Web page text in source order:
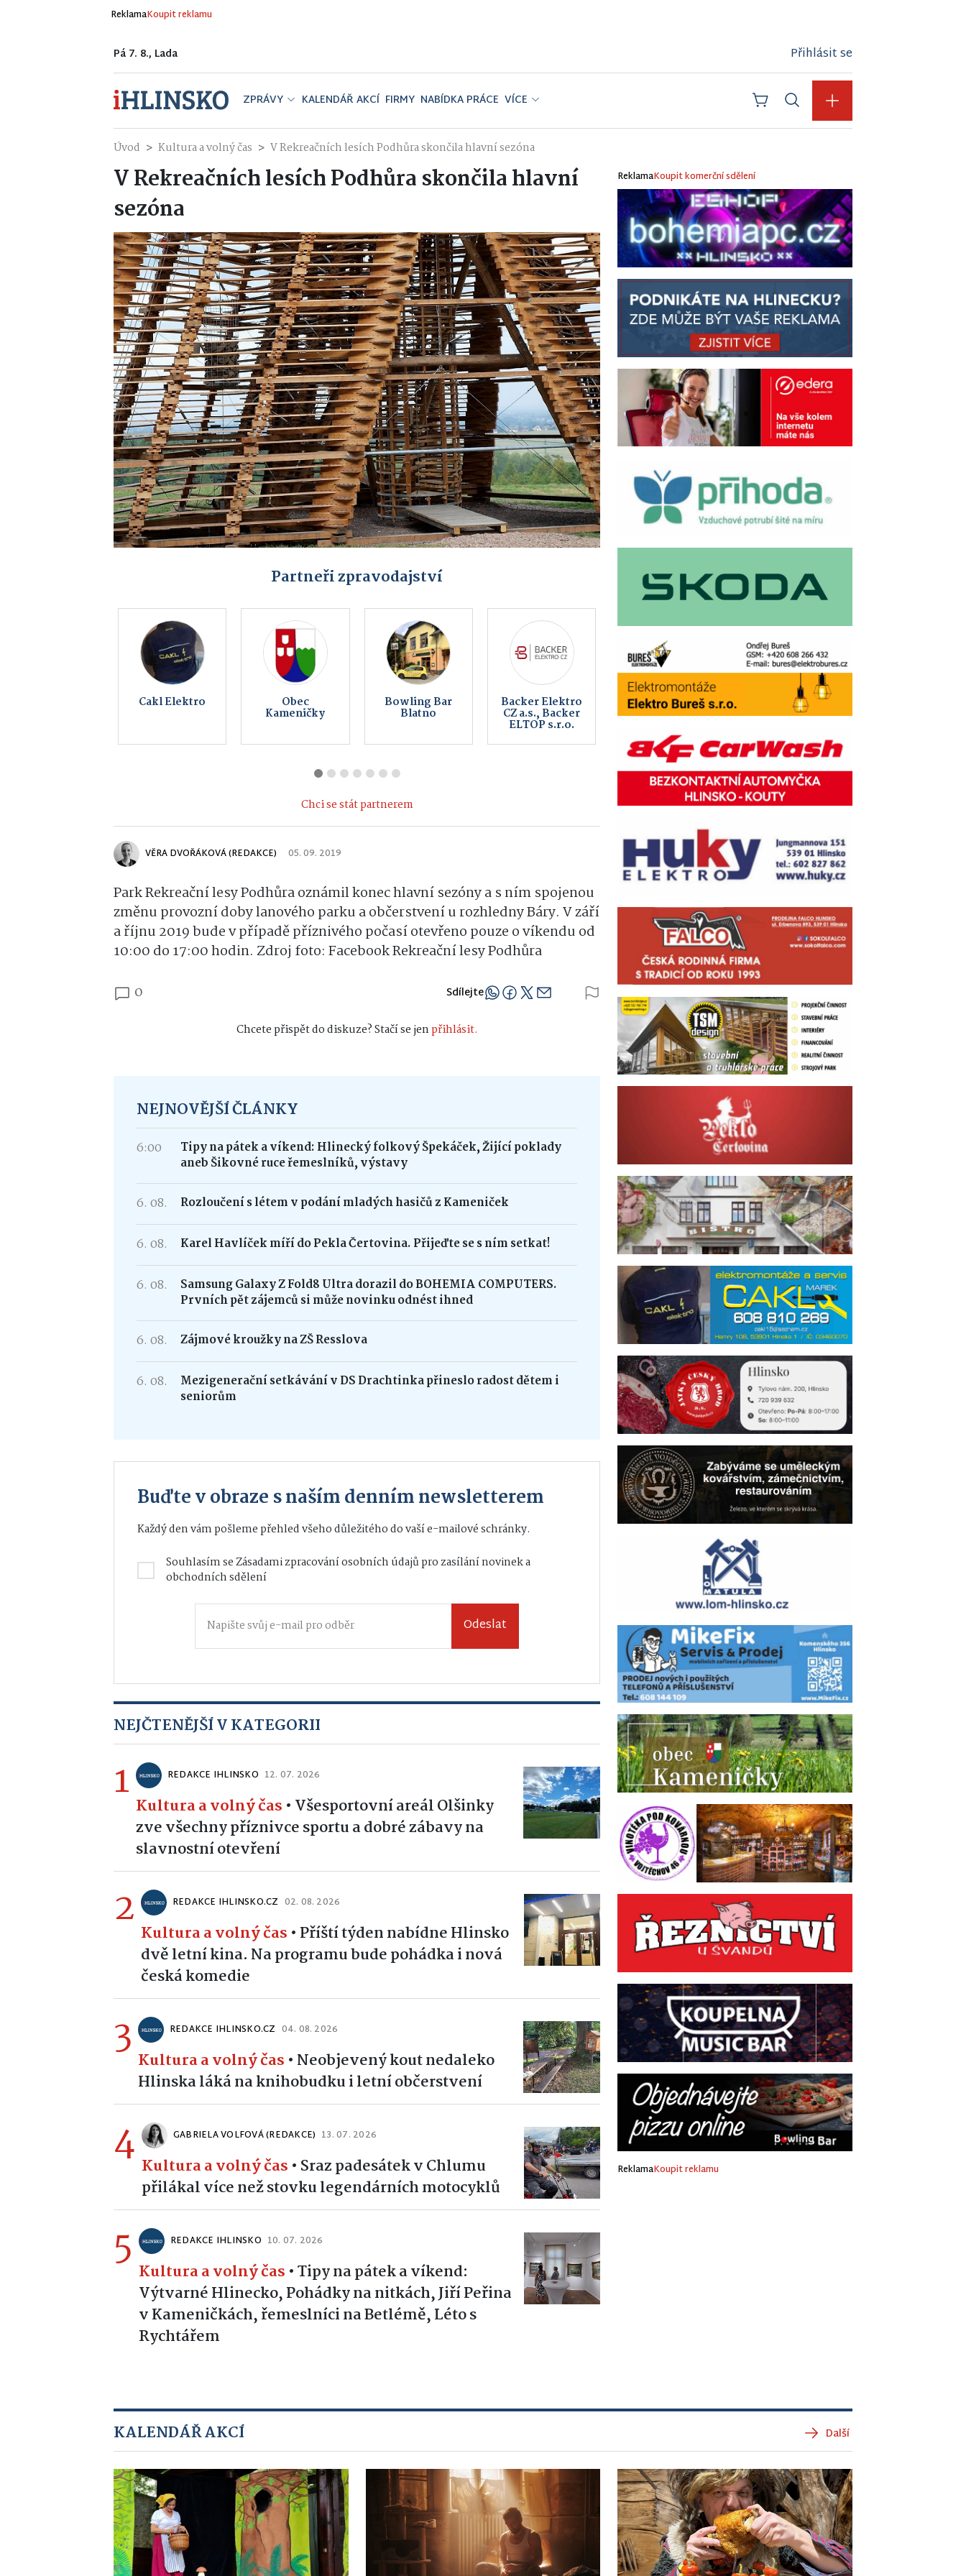
ReklamaKoupit reklamu
Pá 7. 8., Lada Přihlásit se
ZPRÁVY KALENDÁŘ AKCÍ FIRMY NABÍDKA PRÁCE VÍCE
Úvod Kultura a volný čas V Rekreačních lesích Podhůra skončila hlavní sezóna
V Rekreačních lesích Podhůra skončila hlavní
sezóna
Partneři zpravodajství
KS Fight Gym Auto MERCIA
a.s.
HUKY s.r.o.
Elektro
Peklo
Čertovina
Chci se stát partnerem
VĚRA DVOŘÁKOVÁ (REDAKCE) 05. 09. 2019
Park Rekreační lesy Podhůra oznámil konec hlavní sezóny a s ním spojenou
změnu provozní doby lanového parku a občerstvení u rozhledny Báry. V září
a říjnu 2019 bude v případě příznivého počasí otevřeno pouze o víkendu od
10:00 do 17:00 hodin. Zdroj foto: Facebook Rekreační lesy Podhůra
0
Sdílejte
Chcete přispět do diskuze? Stačí se jenpřihlásit.
NEJNOVĚJŠÍ ČLÁNKY
6:00
Tipy na pátek a víkend: Hlinecký folkový Špekáček, Žijící poklady
aneb Šikovné ruce řemeslníků, výstavy
6. 08. Rozloučení s létem v podání mladých hasičů z Kameniček
6. 08. Karel Havlíček míří do Pekla Čertovina. Přijeďte se s ním setkat!
6. 08.
Samsung Galaxy Z Fold8 Ultra dorazil do BOHEMIA COMPUTERS.
Prvních pět zájemců si může novinku odnést ihned
6. 08. Zájmové kroužky na ZŠ Resslova
6. 08.
Mezigenerační setkávání v DS Drachtinka přineslo radost dětem i
seniorům
Buďte v obraze s naším denním newsletterem
Každý den vám pošleme přehled všeho důležitého do vaší e-mailové schránky.
Souhlasím seZásadami zpracování osobních údajůpro zasílání novinek a
obchodních sdělení
Odeslat
NEJČTENĚJŠÍ V KATEGORII
1 REDAKCE IHLINSKO 12. 07. 2026
Kultura a volný čas • Všesportovní areál Olšinky
zve všechny příznivce sportu a dobré zábavy na
slavnostní otevření
2 REDAKCE IHLINSKO.CZ 02. 08. 2026
Kultura a volný čas • Příští týden nabídne Hlinsko
dvě letní kina. Na programu bude pohádka i nová
česká komedie
3 REDAKCE IHLINSKO.CZ 04. 08. 2026
Kultura a volný čas • Neobjevený kout nedaleko
Hlinska láká na knihobudku i letní občerstvení
4 GABRIELA VOLFOVÁ (REDAKCE) 13. 07. 2026
Kultura a volný čas • Sraz padesátek v Chlumu
přilákal více než stovku legendárních motocyklů
5 REDAKCE IHLINSKO 10. 07. 2026
Kultura a volný čas •Tipy na pátek a víkend:
Výtvarné Hlinecko, Pohádky na nitkách, Jiří Peřina
v Kameničkách, řemeslníci na Betlémě, Léto s
Rychtářem
ReklamaKoupit komerční sdělení
ReklamaKoupit reklamu
KALENDÁŘ AKCÍ Další